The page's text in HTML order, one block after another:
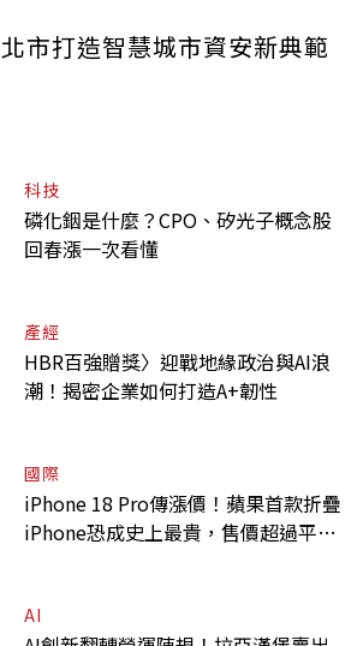
市打造智慧城市資安新典範
科技
磷化銦是什麼？CPO、矽光子概念股
回春漲一次看懂
產經
HBR百強贈獎〉迎戰地緣政治與AI浪
潮！揭密企業如何打造A+韌性
國際
iPhone 18 Pro傳漲價！蘋果首款折疊
iPhone恐成史上最貴，售價超過平均
AI